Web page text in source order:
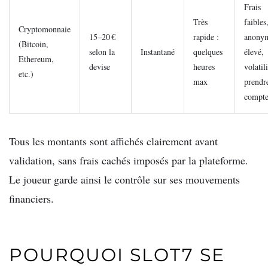
Cryptomonnaie
(Bitcoin,
Ethereum,
etc.)
15–20 €
selon la
devise
Instantané
Très
rapide :
quelques
heures
max
Frais
faibles,
élevé,
compte
Tous les montants sont affichés clairement avant
validation, sans frais cachés imposés par la plateforme.
Le joueur garde ainsi le contrôle sur ses mouvements
financiers.
POURQUOI SLOT7 SE